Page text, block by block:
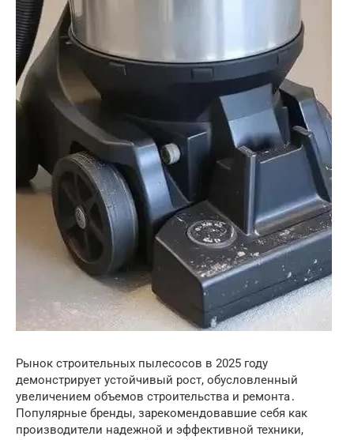
Рынок строительных пылесосов в 2025 году
демонстрирует устойчивый рост, обусловленный
увеличением объемов строительства и ремонта․
Популярные бренды, зарекомендовавшие себя как
производители надежной и эффективной техники,